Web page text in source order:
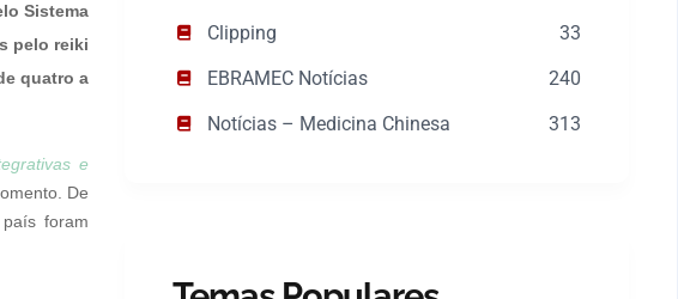
Sistema
pelo reiki
quatro a
e
De
foram
Clipping
33
EBRAMEC Notícias
240
Notícias – Medicina Chinesa
313